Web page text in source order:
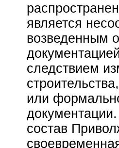
является
возведенным
следствием
или
состав